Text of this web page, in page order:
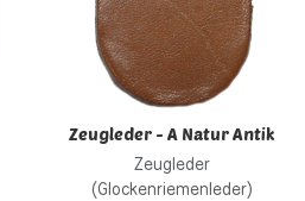
Zeugleder - A Natur Antik
Zeugleder
(Glockenriemenleder)